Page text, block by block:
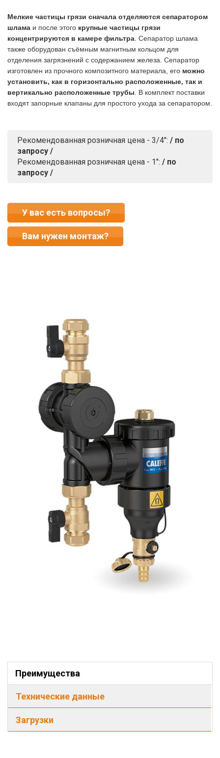
Мелкие частицы грязи сначала отделяются сепаратором
шлама и после этого крупные частицы грязи
концентрируются в камере фильтра . Сепаратор шлама
также оборудован съёмным магнитным кольцом для
отделения загрязнений с содержанием железа. Сепаратор
изготовлен из прочного композитного материала, его можно
установить, как в горизонтально расположенные, так и
вертикально расположенные трубы . В комплект поставки
входят запорные клапаны для простого ухода за сепаратором.
Рекомендованная розничная цена - 3/4": / по
запросу /
Рекомендованная розничная цена - 1": / по
запросу /
У вас есть вопросы?
Вам нужен монтаж?
Преимущества
Технические данные
Загрузки